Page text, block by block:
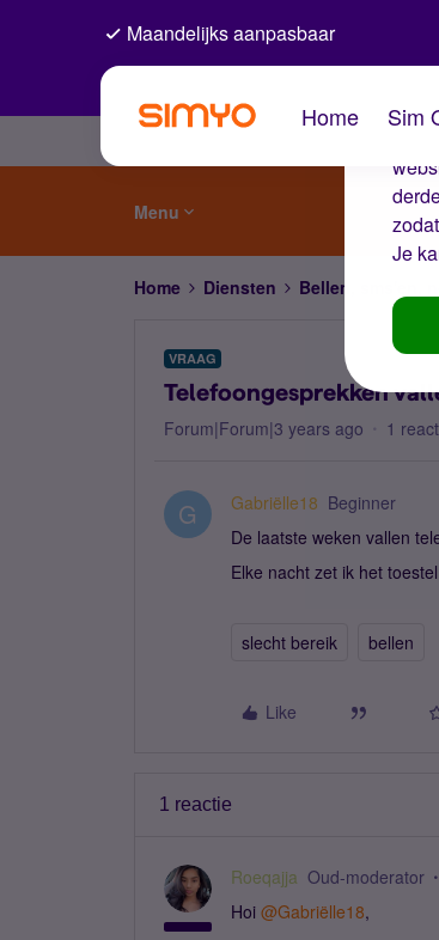
Wij
Je
Maandelijks aanpasbaar
Home Sim
Menu
Home Diensten Bellen, sms'en,
VRAAG
Telefoongesprekken
Forum|Forum|3 years ago 1
G Gabriëlle18 Beginner
De laatste weken vallen
Elke nacht zet ik het
slecht bereik bellen
Like
1 reactie
Roeqajja Oud-moderator
Hoi @Gabriëlle18,